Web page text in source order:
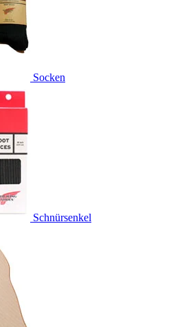
Socken
Schnürsenkel